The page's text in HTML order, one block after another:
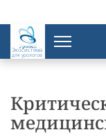
Экосистема
для урологов